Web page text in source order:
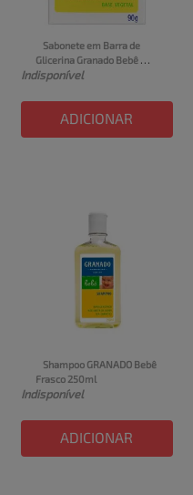
Sabonete em Barra de
Glicerina Granado Bebê
Caixa 90g
Indisponível
ADICIONAR
Shampoo GRANADO Bebê
Frasco 250ml
Indisponível
ADICIONAR